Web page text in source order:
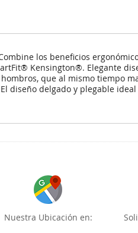
los beneficios
Kensington®. Elegante
que al mismo tiempo
diseño delgado y plegable
Nuestra Ubicación en: